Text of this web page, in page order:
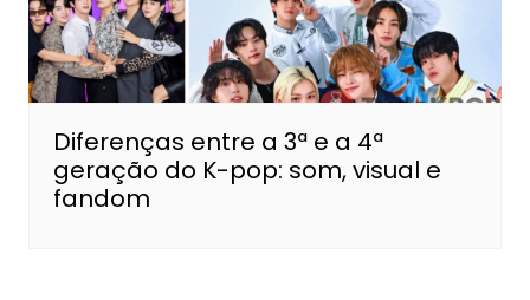
Diferenças entre a 3ª e a 4ª
geração do K-pop: som, visual e
fandom